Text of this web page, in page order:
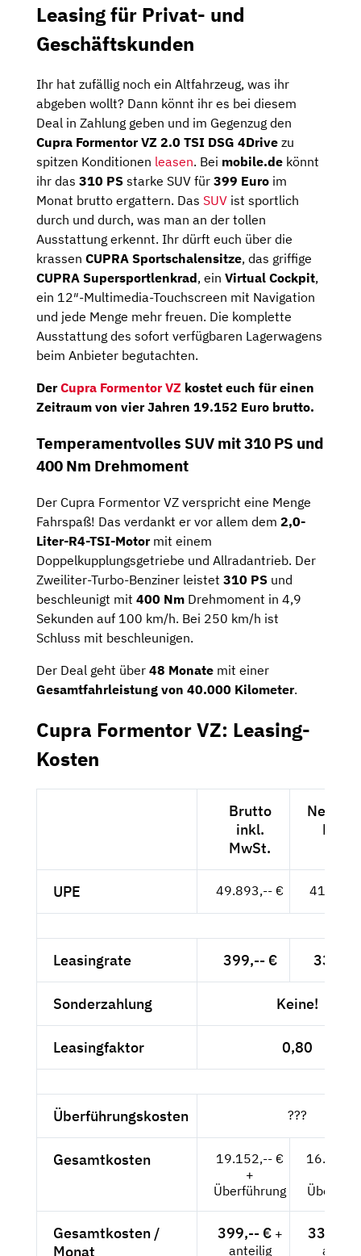
Leasing für Privat- und
Geschäftskunden
Ihr hat zufällig noch ein Altfahrzeug, was ihr
abgeben wollt? Dann könnt ihr es bei diesem
Deal in Zahlung geben und im Gegenzug den
Cupra Formentor VZ 2.0 TSI DSG 4Drive zu
spitzen Konditionen leasen. Bei mobile.de könnt
ihr das 310 PS starke SUV für 399 Euro im
Monat brutto ergattern. Das SUV ist sportlich
durch und durch, was man an der tollen
Ausstattung erkennt. Ihr dürft euch über die
krassen CUPRA Sportschalensitze, das griffige
CUPRA Supersportlenkrad, ein Virtual Cockpit,
ein 12″-Multimedia-Touchscreen mit Navigation
und jede Menge mehr freuen. Die komplette
Ausstattung des sofort verfügbaren Lagerwagens
beim Anbieter begutachten.
DerCupra Formentor VZ kostet euch für einen
Zeitraum von vier Jahren 19.152 Euro brutto.
Temperamentvolles SUV mit 310 PS und
400 Nm Drehmoment
Der Cupra Formentor VZ verspricht eine Menge
Fahrspaß! Das verdankt er vor allem dem 2,0-
Liter-R4-TSI-Motormit einem
Doppelkupplungsgetriebe und Allradantrieb. Der
Zweiliter-Turbo-Benziner leistet 310 PS und
beschleunigt mit 400 Nm Drehmoment in 4,9
Sekunden auf 100 km/h. Bei 250 km/h ist
Schluss mit beschleunigen.
Der Deal geht über 48 Monate mit einer
Gesamtfahrleistung von 40.000 Kilometer.
Cupra Formentor VZ: Leasing-
Kosten
Brutto
inkl.
MwSt.
Netto
UPE 49.893,-- €
Leasingrate 399,-- €
Sonderzahlung Keine!
Leasingfaktor 0,80
Überführungskosten ???
Gesamtkosten
19.152,-- €
+
Überführung
Gesamtkosten /
Monat
399,-- €+
anteilig
335,29